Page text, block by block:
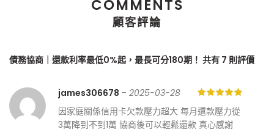
COMMENTS
顧客評論
債務協商｜還款利率最低0%起，最長可分180期！ 共有 7 則評價
james306678 – 2025-03-28
因家庭關係信用卡欠款壓力超大 每月還款壓力從
3萬降到不到1萬 協商後可以輕鬆還款 真心感謝